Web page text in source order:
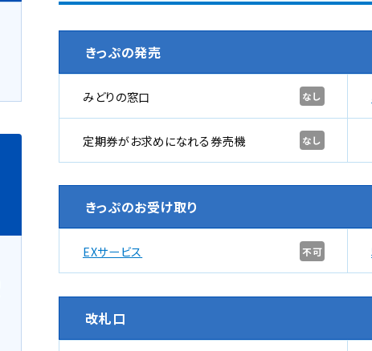
きっぷの発売
みどりの窓口 なし
定期券がお求めになれる券売機 なし
きっぷのお受け取り
EXサービス 不可
改札口